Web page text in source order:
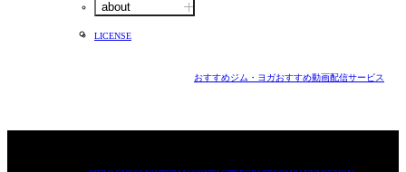
about
LICENSE
おすすめジム・ヨガおすすめ動画配信サービス